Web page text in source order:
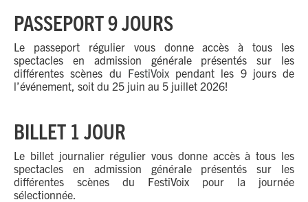
PASSEPORT 9 JOURS
Le passeport régulier vous donne accès à tous les
spectacles en admission générale présentés sur les
différentes scènes du FestiVoixpendant les 9 jours de
l’événement, soit du 25 juin au 5 juillet 2026!
BILLET 1 JOUR
Le billet journalier régulier vous donne accès à tous les
spectacles en admission générale présentés sur les
différentes scènes du FestiVoix pour la journée
sélectionnée.